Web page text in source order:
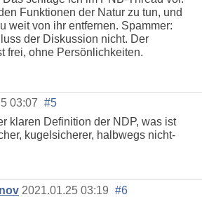
Funktionen der Natur zu tun, und
weit von ihr entfernen. Spammer:
der Diskussion nicht. Der
frei, ohne Persönlichkeiten.
03:07 #5
klaren Definition der NDP, was ist
kugelsicherer, halbwegs nicht-
2021.01.25 03:19 #6